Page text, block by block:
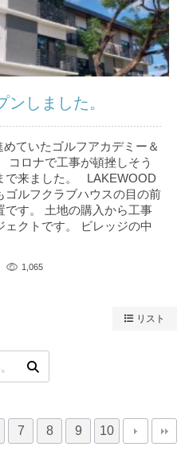
しました。
ていたゴルフアカデミー＆
コロナで工事が頓挫しそう
で来ました。 LAKEWOOD
ゴルフクラブハウスの目の前
です。 土地の購入から工事
クトです。 ビレッジの中
1,065
リスト
7 8 9 10